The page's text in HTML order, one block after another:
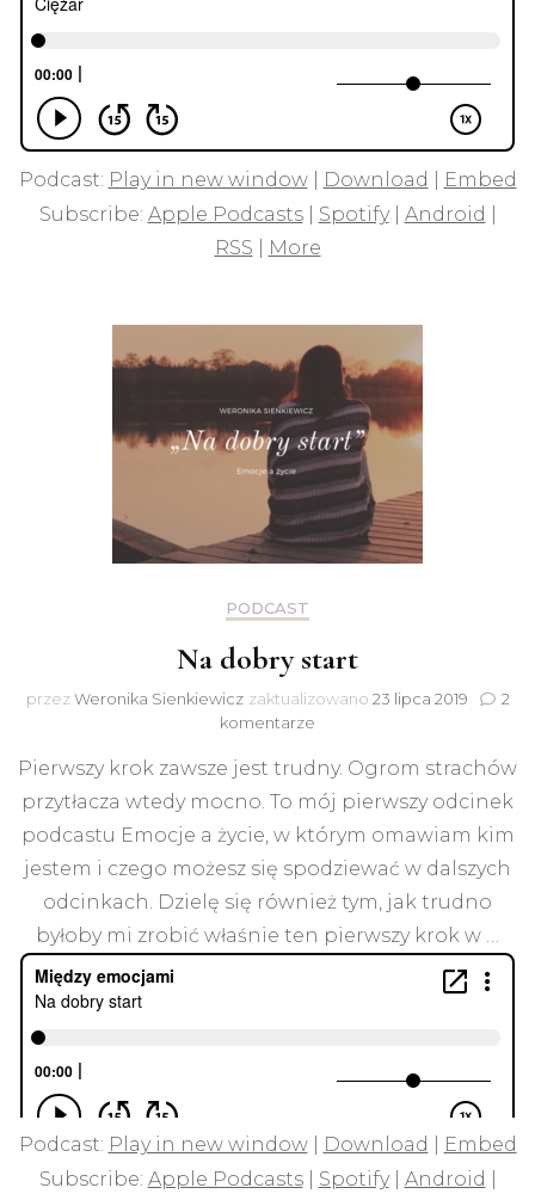
Podcast: Play in new window| Download
Embed
Subscribe: Apple Podcasts| Spotify| Android
RSS
More
PODCAST
Na dobry start
przezWeronika Sienkiewicz zaktualizowano 23 lipca 2019
2
komentarze
dobry
start
Pierwszy krok zawsze jest trudny. Ogrom strachów
przytłacza wtedy mocno. To mój pierwszy odcinek
podcastu Emocje a życie, w którym omawiam kim
jestem i czego możesz się spodziewać w dalszych
odcinkach. Dzielę się również tym, jak trudno
byłoby mi zrobić właśnie ten pierwszy krok w …
Podcast: Play in new window| Download
Embed
Subscribe: Apple Podcasts| Spotify| Android